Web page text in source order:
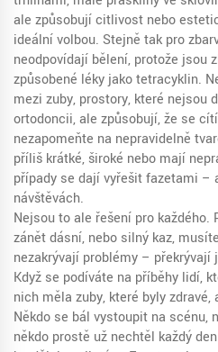
ale způsobují citlivost nebo
ideální volbou. Stejně tak pro
neodpovídají bělení, protože jsou
způsobené léky jako tetracyklin.
mezi zuby, prostory, které nejsou
ortodoncii, ale způsobují, že se
nezapomeňte na nepravidelně
příliš krátké, široké nebo mají
případy se dají vyřešit fazetami –
návštěvách.
Nejsou to ale řešení pro každého.
zánět dásní, nebo silný kaz,
nezakrývají problémy – překrývají
Když se podíváte na příběhy lidí,
nich měla zuby, které byly
Někdo se bál vystoupit na scénu,
někdo prostě už nechtěl každý